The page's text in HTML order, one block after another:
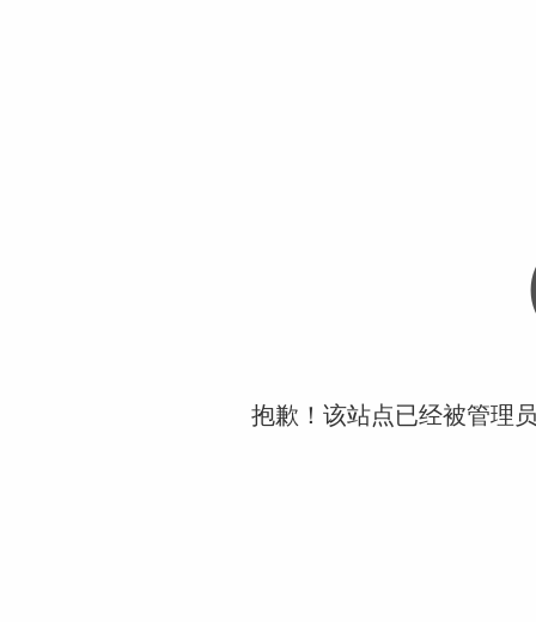
抱歉！该站点已经被管理